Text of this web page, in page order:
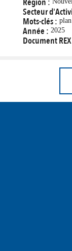
Secteur
Mots-clés :
Année : 2025
Document